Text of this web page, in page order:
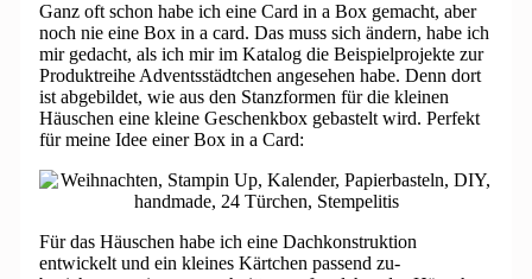
Ganz oft schon habe ich eine Card in a Box gemacht, aber
noch nie eine Box in a card. Das muss sich ändern, habe ich
mir gedacht, als ich mir im Katalog die Beispielprojekte zur
Produktreihe Adventsstädtchen angesehen habe. Denn dort
ist abgebildet, wie aus den Stanzformen für die kleinen
Häuschen eine kleine Geschenkbox gebastelt wird. Perfekt
für meine Idee einer Box in a Card:
Für das Häuschen habe ich eine Dachkonstruktion
entwickelt und ein kleines Kärtchen passend zu-